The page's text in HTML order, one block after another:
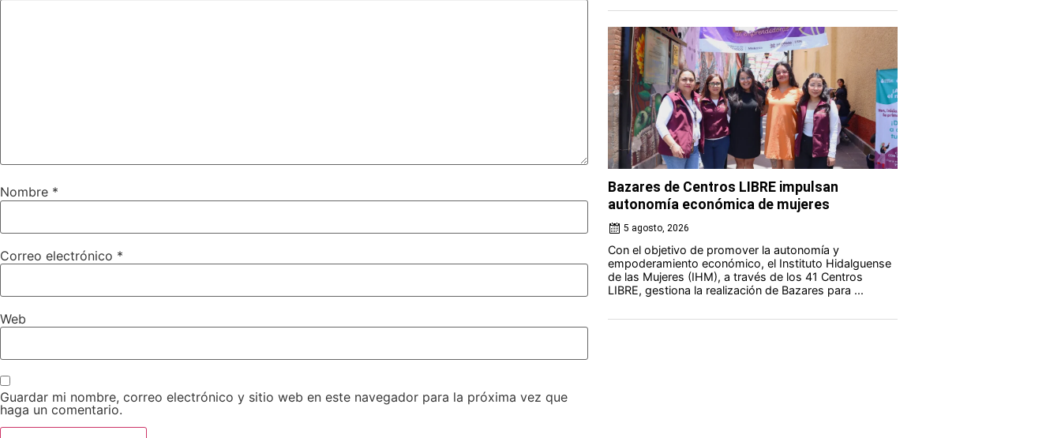
Nombre *
Correo electrónico *
Web
Guardar mi nombre, correo electrónico y sitio web en este navegador para la próxima vez que
haga un comentario.
Bazares de Centros LIBRE impulsan
autonomía económica de mujeres
5 agosto, 2026
Con el objetivo de promover la autonomía y
empoderamiento económico, el Instituto Hidalguense
de las Mujeres (IHM), a través de los 41 Centros
LIBRE, gestiona la realización de Bazares para ...